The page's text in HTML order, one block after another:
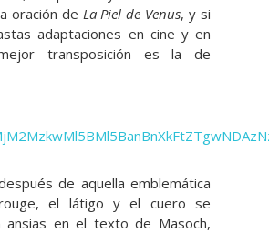
oración de La Piel de Venus, y si
adaptaciones en cine y en
transposición es la de
de aquella emblemática
el látigo y el cuero se
ansias en el texto de Masoch,